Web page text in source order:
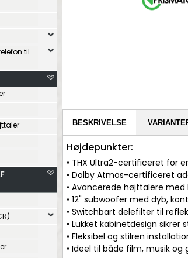
til
BESKRIVELSE
Højdepunkter:
• THX Ultra2-certificeret for
• Dolby Atmos-certificeret
• Avancerede højttalere
• 12" subwoofer med dyb,
• Switchbart delefilter til
• Lukket kabinetdesign
• Fleksibel og stilren
• Ideel til både film, musik og